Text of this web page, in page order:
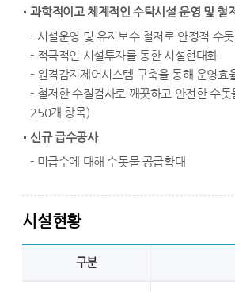
과학적이고 체계적인 수탁시설 운영 및 철
- 시설운영 및 유지보수 철저로 안정적 수
- 적극적인 시설투자를 통한 시설현대화
- 원격감지제어시스템 구축을 통해 운영효
- 철저한 수질검사로 깨끗하고 안전한 수돗
250개 항목)
신규 급수공사
- 미급수에 대해 수돗물 공급확대
시설현황
구분